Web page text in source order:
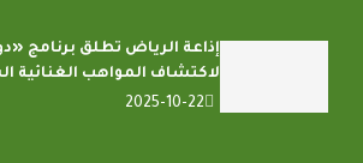
إذاعة الرياض تطلق برنامج
لاكتشاف المواهب الغنائية
2025-10-22